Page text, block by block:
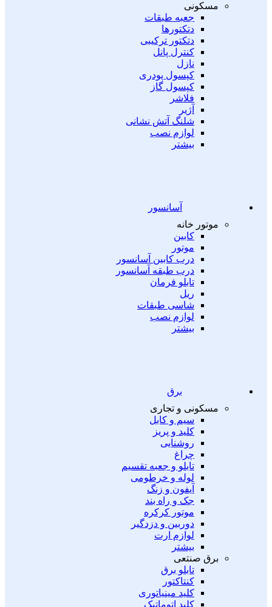
مسکونی
جعبه طبقات
دتکتورها
دتکتور ترکیبی
کنترل پانل
نازل
کپسول پودری
کپسول گاز
فلاشر
آژیر
شلنگ آتش نشانی
لوازم نصب
بیشتر
آسانسور
موتور خانه
کابین
موتور
درب کابین آسانسور
درب طبقه آسانسور
تابلو فرمان
ریل
شاسی طبقات
لوازم نصب
بیشتر
برق
مسکونی و تجاری
سیم و کابل
کلید و پریز
روشنایی
چراغ
تابلو و جعبه تقسیم
لوله و خرطومی
آیفون و زنگ
جک و راه بند
موتور کرکره
دوربین و دزدگیر
لوازم ارت
بیشتر
برق صنتعی
تابلو برق
کنتاکتور
کلید مینیاتوری
کلید اتوماتیک